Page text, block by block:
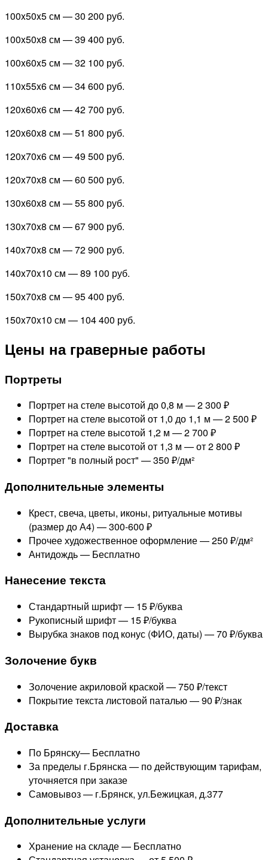
100x50x5 см —30 200 руб.
100x50x8 см —39 400 руб.
100x60x5 см —32 100 руб.
110x55x6 см —34 600 руб.
120x60x6 см —42 700 руб.
120x60x8 см —51 800 руб.
120x70x6 см —49 500 руб.
120x70x8 см —60 500 руб.
130x60x8 см —55 800 руб.
130x70x8 см —67 900 руб.
140x70x8 см —72 900 руб.
140x70x10 см —89 100 руб.
150x70x8 см —95 400 руб.
150x70x10 см — 104 400 руб.
Цены на граверные работы
Портреты
Портрет на стеле высотой до 0,8 м —2 300 ₽
Портрет на стеле высотой от 1,0 до 1,1 м —2 500 ₽
Портрет на стеле высотой 1,2 м —2 700 ₽
Портрет на стеле высотой от 1,3 м —от 2 800 ₽
Портрет "в полный рост" —350 ₽/дм²
Дополнительные элементы
Крест, свеча, цветы, иконы, ритуальные мотивы
(размер до А4) —300-600 ₽
Прочее художественное оформление —250 ₽/дм²
Антидождь — Бесплатно
Нанесение текста
Стандартный шрифт — 15 ₽/буква
Рукописный шрифт — 15 ₽/буква
Вырубка знаков под конус (ФИО, даты) —70 ₽/буква
Золочение букв
Золочение акриловой краской —750 ₽/текст
Покрытие текста листовой паталью —90 ₽/знак
Доставка
По Брянску— Бесплатно
За пределы г.Брянска — по действующим тарифам,
уточняется при заказе
Самовывоз — г.Брянск, ул.Бежицкая, д.377
Дополнительные услуги
Хранение на складе — Бесплатно